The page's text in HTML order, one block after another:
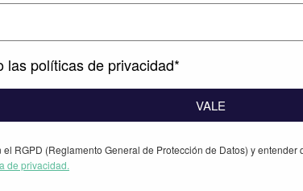
las políticas de privacidad*
VALE
el RGPD (Reglamento General de Protección de Datos) y
de privacidad.